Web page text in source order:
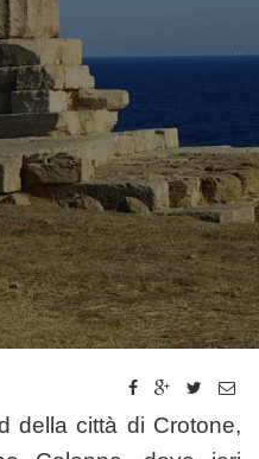
della città di Crotone,